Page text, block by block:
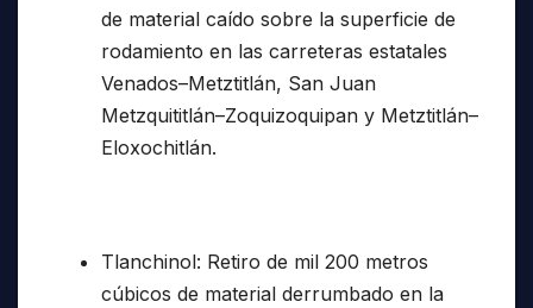
de material caído sobre la superficie de
rodamiento en las carreteras estatales
Venados–Metztitlán, San Juan
Metzquititlán–Zoquizoquipan y Metztitlán–
Eloxochitlán.
Tlanchinol: Retiro de mil 200 metros
cúbicos de material derrumbado en la